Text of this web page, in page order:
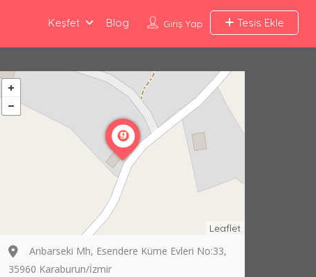
Giriş Yap Tesis Ekle
Keşfet Blog
Leaflet
Anbarseki Mh, Esendere Küme Evleri No:33,
35960 Karaburun/İzmir